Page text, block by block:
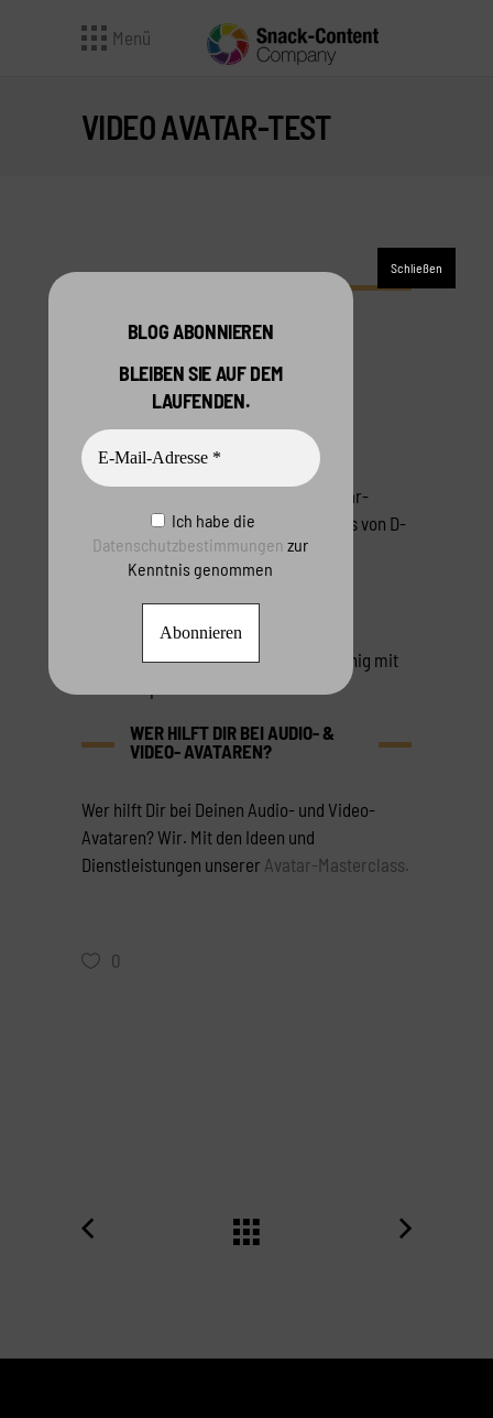
Menü
VIDEO AVATAR-TEST
Hier testen wir regelmäßig neue Avatar-
Plattformen – aktuell dei neuen Agents von D-
ID.
Dann klick auf unsere Video Avatar-
Assistentin Ainar und plaudere ein wenig mit
WER HILFT DIR BEI AUDIO- &
VIDEO- AVATAREN?
Wer hilft Dir bei Deinen Audio- und Video-
Avataren? Wir. Mit den Ideen und
Dienstleistungen unserer Avatar-Masterclass.
0
BLOG ABONNIEREN
BLEIBEN SIE AUF DEM
LAUFENDEN.
Ich habe die
Datenschutzbestimmungen zur
Kenntnis genommen